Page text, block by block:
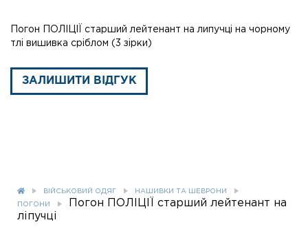
Погон ПОЛІЦІЇ старший лейтенант на липучці на чорному
тлі вишивка сріблом (3 зірки)
ЗАЛИШИТИ ВІДГУК
ВІЙСЬКОВИЙ ОДЯГ НАШИВКИ ТА ШЕВРОНИ
ПОГОНИ
Погон ПОЛІЦІЇ старший лейтенант на
ліпучці